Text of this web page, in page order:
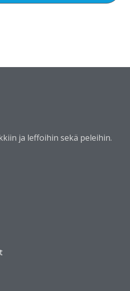
ja leffoihin sekä peleihin.